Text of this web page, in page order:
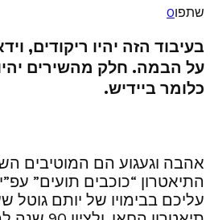
שתפו0
בעיבוד הזה יהיו ריקודים,
על הבמה. חלק מהשירים
כלומר ביידיש.
אהבה וגעגוע הם המוטיבים
התיאטרון “כוכבים תועים”